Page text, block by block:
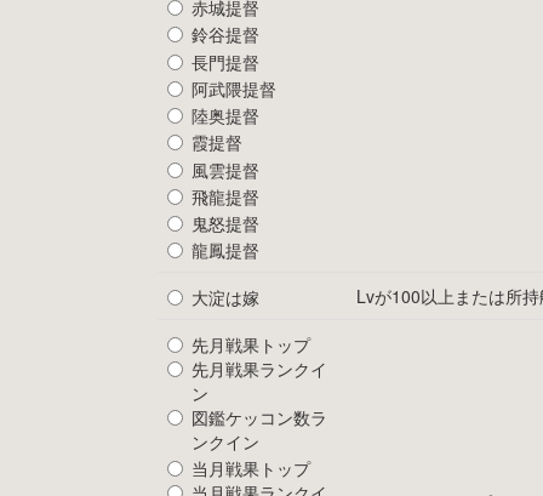
赤城提督
鈴谷提督
長門提督
阿武隈提督
陸奥提督
霞提督
風雲提督
飛龍提督
鬼怒提督
龍鳳提督
大淀は嫁 Lvが100以上または所
先月戦果トップ
先月戦果ランクイ
ン
図鑑ケッコン数ラ
ンクイン
当月戦果トップ